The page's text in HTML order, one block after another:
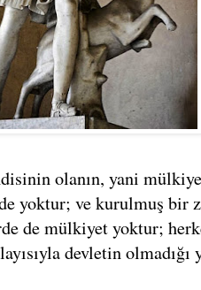
olanın, yani
yoktur; ve kurulmuş bir
de mülkiyet yoktur;
devletin olmadığı